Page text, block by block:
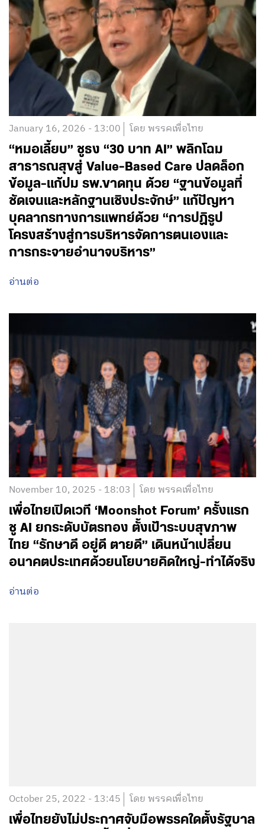
January 16, 2026 - 13:00 โดย พรรคเพื่อไทย
“หมอเลี้ยบ” ชูธง “30 บาท AI” พลิกโฉม
สาธารณสุขสู่ Value-Based Care ปลดล็อก
ข้อมูล-แก้ปม รพ.ขาดทุน ด้วย “ฐานข้อมูลที่
ชัดเจนและหลักฐานเชิงประจักษ์” แก้ปัญหา
บุคลากรทางการแพทย์ด้วย “การปฏิรูป
โครงสร้างสู่การบริหารจัดการตนเองและ
การกระจายอำนาจบริหาร”
อ่านต่อ
November 10, 2025 - 18:03 โดย พรรคเพื่อไทย
เพื่อไทยเปิดเวที ‘Moonshot Forum’ ครั้งแรก
ชู AI ยกระดับบัตรทอง ตั้งเป้าระบบสุขภาพ
ไทย “รักษาดี อยู่ดี ตายดี” เดินหน้าเปลี่ยน
อนาคตประเทศด้วยนโยบายคิดใหญ่-ทำได้จริง
อ่านต่อ
October 25, 2022 - 13:45 โดย พรรคเพื่อไทย
เพื่อไทยยังไม่ประกาศจับมือพรรคใดตั้งรัฐบาล